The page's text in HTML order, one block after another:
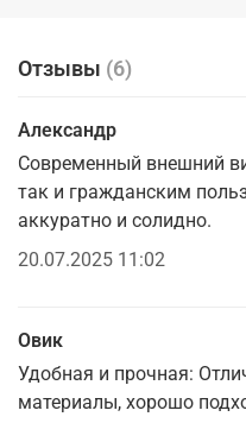
Отзывы (6)
Александр
Современный внешний
так и гражданским
аккуратно и солидно.
20.07.2025 11:02
Овик
Удобная и прочная:
материалы, хорошо